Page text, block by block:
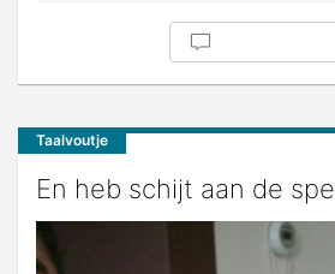
Taalvoutje
En heb schijt aan de